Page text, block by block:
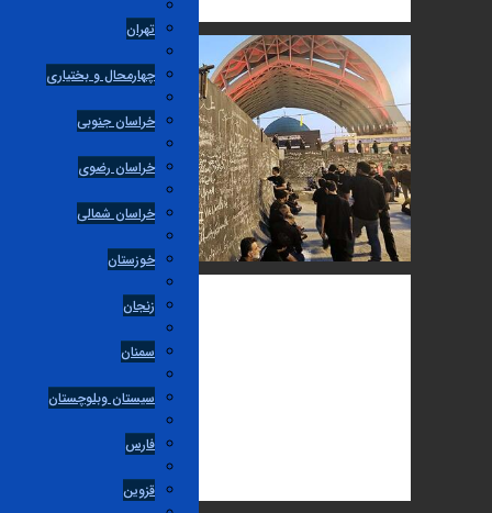
تهران
چهارمحال و بختیاری
خراسان جنوبی
خراسان رضوی
خراسان شمالی
خوزستان
زنجان
سمنان
سیستان وبلوچستان
فارس
قزوین